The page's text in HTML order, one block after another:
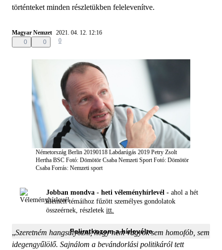
történteket minden részletükben felelevenítve.
Magyar Nemzet 2021. 04. 12. 12:16
0
0 0
Németország Berlin 20190118 Labdarúgás 2019 Petry Zsolt
Hertha BSC Fotó: Dömötör Csaba Nemzeti SportFotó: Dömötör
Csaba Forrás: Nemzeti sport
Jobban mondva - heti véleményhírlevél - ahol a hét
kiemelt témáihoz fűzött személyes gondolatok
összeérnek, részletek itt.
Feliratkozom a hírlevélre
„Szeretném hangsúlyozni, hogy nem vagyok sem homofób, sem
idegengyűlölő. Sajnálom a bevándorlási politikáról tett